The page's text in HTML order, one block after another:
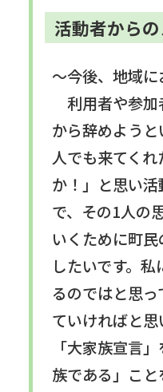
活動者から
～今後、地域
利用者や参加
から辞めよう
人でも来てく
か！」と思い
で、その1人の
いくために町
したいです。
るのではと思
ていければと
「大家族宣言
族である」こ